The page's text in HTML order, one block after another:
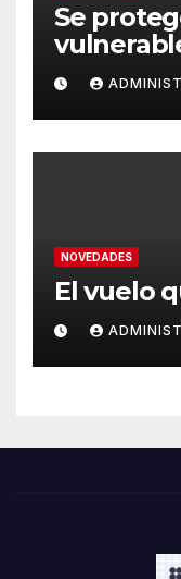
Se
NOVEDADES
El vuelo